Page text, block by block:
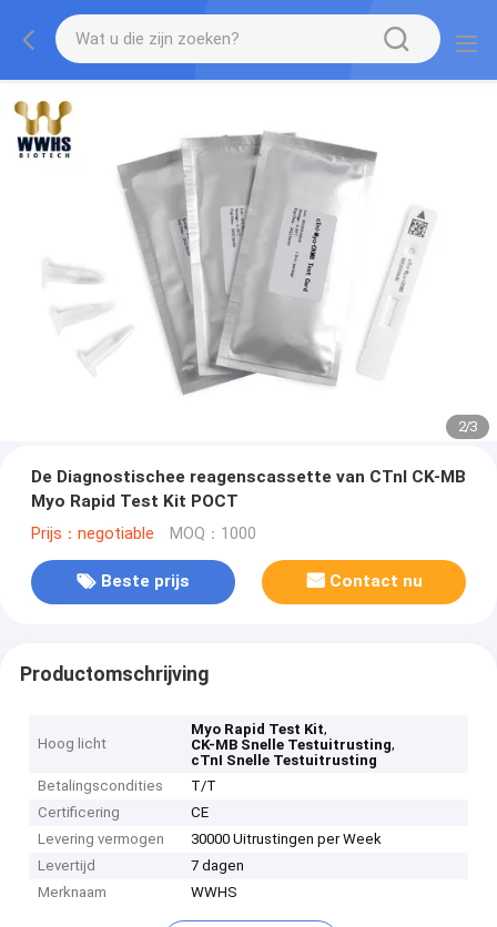
2/3
De Diagnostischee reagenscassette van CTnI CK-MB
Myo Rapid Test Kit POCT
Prijs：negotiable MOQ：1000
Beste prijs Contact nu
Productomschrijving
Hoog licht
Myo Rapid Test Kit,
CK-MB Snelle Testuitrusting,
cTnI Snelle Testuitrusting
Betalingscondities
T/T
Certificering
CE
Levering vermogen
30000 Uitrustingen per Week
Levertijd
7 dagen
Merknaam
WWHS